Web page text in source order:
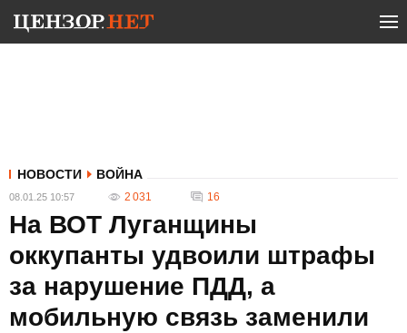
НОВОСТИ ВОЙНА
08.01.25 10:57 2 031 16
На ВОТ Луганщины
оккупанты удвоили штрафы
за нарушение ПДД, а
мобильную связь заменили